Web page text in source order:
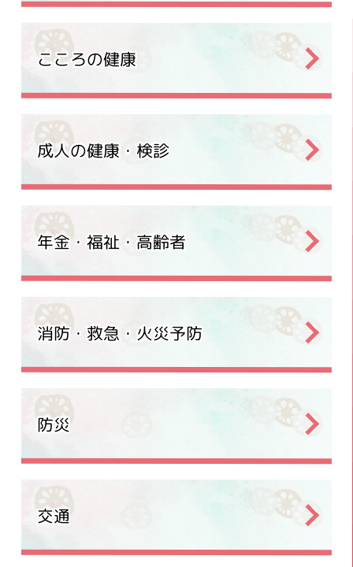
こころの健康
成人の健康・検診
年金・福祉・高齢者
消防・救急・火災予防
防災
交通